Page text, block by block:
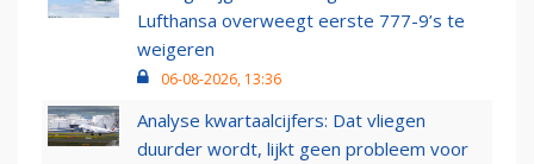
Lufthansa overweegt eerste 777-9’s te
weigeren
06-08-2026, 13:36
Analyse kwartaalcijfers: Dat vliegen
duurder wordt, lijkt geen probleem voor